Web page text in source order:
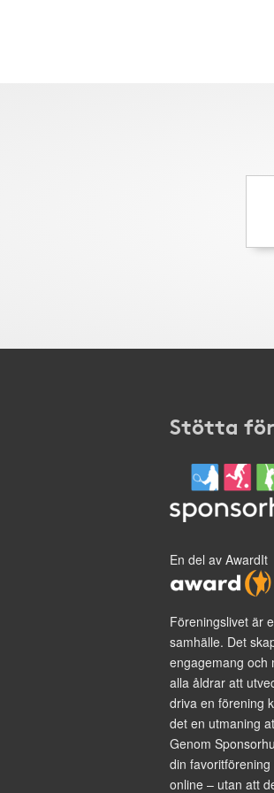
Stötta
En del av AwardIt
Föreningslivet är
samhälle. Det
engagemang och
alla åldrar att
driva en förening
det en utmaning
Genom
din
online – utan att